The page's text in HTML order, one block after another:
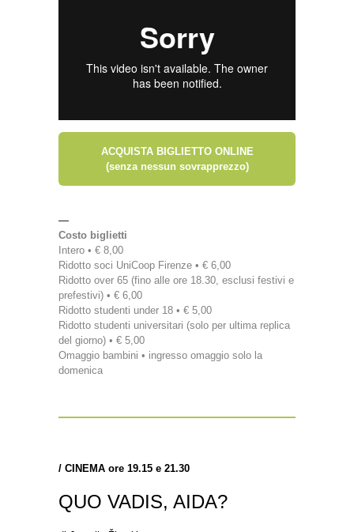
ACQUISTA BIGLIETTO ONLINE
(senza nessun sovrapprezzo)
—
Costo biglietti
Intero • € 8,00
Ridotto soci UniCoop Firenze • € 6,00
Ridotto over 65 (fino alle ore 18.30, esclusi festivi e
prefestivi) • € 6,00
Ridotto studenti under 18 • € 5,00
Ridotto studenti universitari (solo per ultima replica
del giorno) • € 5,00
Omaggio bambini • ingresso omaggio solo la
domenica
/ CINEMA ore 19.15 e 21.30
QUO VADIS, AIDA?